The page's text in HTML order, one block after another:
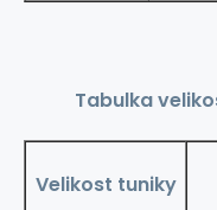
Tabulka
Velikost tuniky